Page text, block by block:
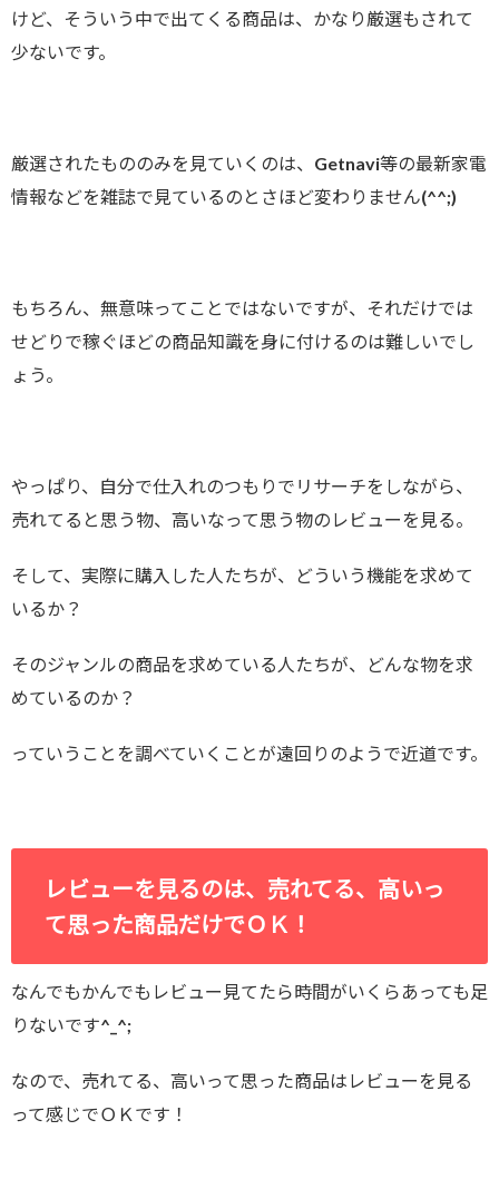
けど、そういう中で出てくる商品は、かなり厳選もされて
少ないです。
厳選されたもののみを見ていくのは、Getnavi等の最新家電
情報などを雑誌で見ているのとさほど変わりません(^^;)
もちろん、無意味ってことではないですが、それだけでは
せどりで稼ぐほどの商品知識を身に付けるのは難しいでし
ょう。
やっぱり、自分で仕入れのつもりでリサーチをしながら、
売れてると思う物、高いなって思う物のレビューを見る。
そして、実際に購入した人たちが、どういう機能を求めて
いるか？
そのジャンルの商品を求めている人たちが、どんな物を求
めているのか？
っていうことを調べていくことが遠回りのようで近道です。
レビューを見るのは、売れてる、高いっ
て思った商品だけでＯＫ！
なんでもかんでもレビュー見てたら時間がいくらあっても足
りないです^_^;
なので、売れてる、高いって思った商品はレビューを見る
って感じでＯＫです！